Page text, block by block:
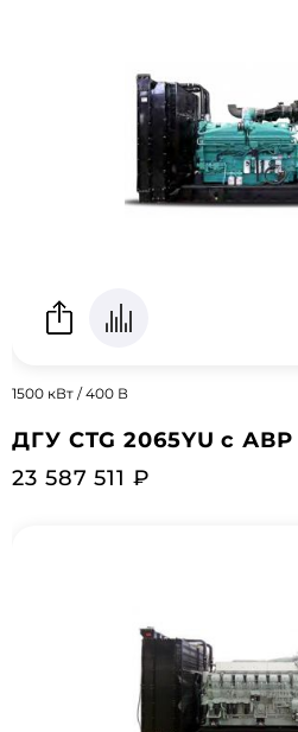
1500 кВт / 400 В
ДГУ CTG 2065YU с АВР
23 587 511 ₽